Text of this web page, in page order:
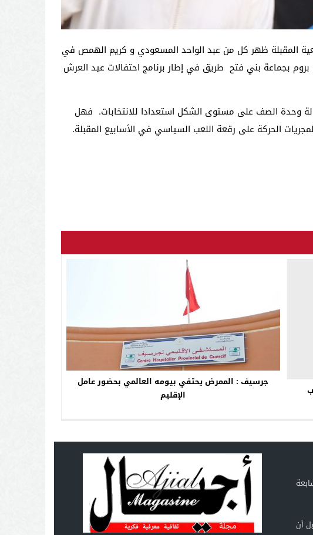
المقبلة ظهر كل من عبد الواحد المسعودي و كريم الهمص في
حفل تدشين مدرسة الخوارزمي مؤسسة الخوارزمي بتازة و حوالي 14 كلم بوادي بروم بجماعة بني فتح طريق في إطار برنامج احتفالات عيد العرش
وحدة الصف على مستوى الشكل استعدادا للانتخابات. فهل
الحركة على رقعة اللعب السياسي في الأسابيع المقبلة.
جرسيف : الممرض يحتفي بيومه العالمي بحضور عامل
الإقليم
أن